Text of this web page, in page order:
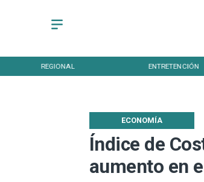
REGIONAL ENTRETENCIÓN
Índice de
aumento en
ECONOMÍA